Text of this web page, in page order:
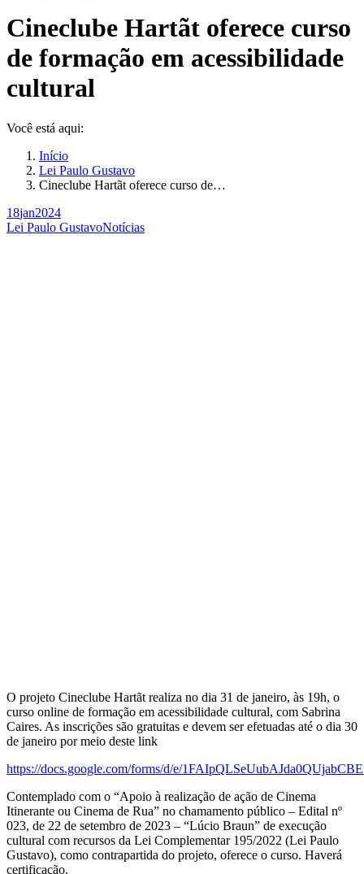
Cineclube Hartãt oferece curso
de formação em acessibilidade
cultural
Você está aqui:
Início
Lei Paulo Gustavo
Cineclube Hartãt oferece curso de…
18jan2024
Lei Paulo GustavoNotícias
O projeto Cineclube Hartãt realiza no dia 31 de janeiro, às 19h, o
curso online de formação em acessibilidade cultural, com Sabrina
Caires. As inscrições são gratuitas e devem ser efetuadas até o dia 30
de janeiro por meio deste link
https://docs.google.com/forms/d/e/
Contemplado com o “Apoio à realização de ação de Cinema
Itinerante ou Cinema de Rua” no chamamento público – Edital nº
023, de 22 de setembro de 2023 – “Lúcio Braun” de execução
cultural com recursos da Lei Complementar 195/2022 (Lei Paulo
Gustavo), como contrapartida do projeto, oferece o curso. Haverá
certificação.